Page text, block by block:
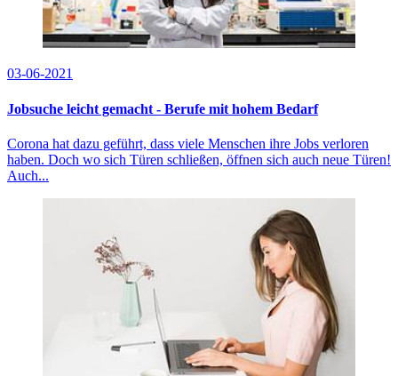
03-06-2021
Jobsuche leicht gemacht - Berufe mit hohem Bedarf
Corona hat dazu geführt, dass viele Menschen ihre Jobs verloren
haben. Doch wo sich Türen schließen, öffnen sich auch neue Türen!
Auch...